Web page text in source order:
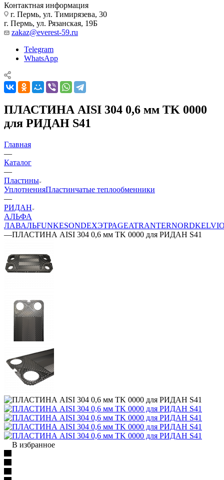
Контактная информация
г. Пермь, ул. Тимирязева, 30
г. Пермь, ул. Рязанская, 19Б
zakaz@everest-59.ru
Telegram
WhatsApp
ПЛАСТИНА AISI 304 0,6 мм TK 0000
для РИДАН S41
Главная
—
Каталог
—
Пластины
УплотненияПластинчатые теплообменники
—
РИДАН
АЛЬФА
ЛАВАЛЬFUNKESONDEXЭТРАGEATRANTERNORD
—ПЛАСТИНА AISI 304 0,6 мм TK 0000 для РИДАН S41
В избранное